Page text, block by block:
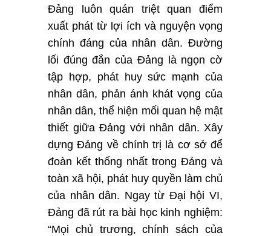
Đảng luôn quán triệt quan điểm
xuất phát từ lợi ích và nguyện vọng
chính đáng của nhân dân. Đường
lối đúng đắn của Đảng là ngọn cờ
tập hợp, phát huy sức mạnh của
nhân dân, phản ánh khát vọng của
nhân dân, thể hiện mối quan hệ mật
thiết giữa Đảng với nhân dân. Xây
dựng Đảng về chính trị là cơ sở để
đoàn kết thống nhất trong Đảng và
toàn xã hội, phát huy quyền làm chủ
của nhân dân. Ngay từ Đại hội VI,
Đảng đã rút ra bài học kinh nghiệm:
“Mọi chủ trương, chính sách của